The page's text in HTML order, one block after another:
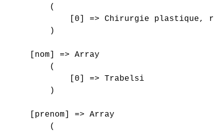
        (
[0] => Chirurgie plastique,
        )
    [nom] => Array
        (
            [0] => Trabelsi
        )
    [prenom] => Array
        (